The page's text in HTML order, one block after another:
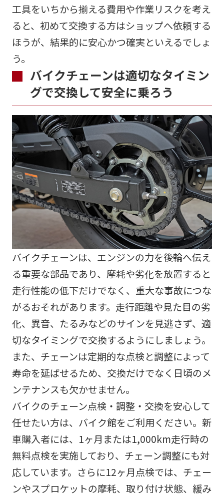
工具をいちから揃える費用や作業リスクを考え
ると、初めて交換する方はショップへ依頼する
ほうが、結果的に安心かつ確実といえるでしょ
う。
バイクチェーンは適切なタイミン
グで交換して安全に乗ろう
バイクチェーンは、エンジンの力を後輪へ伝え
る重要な部品であり、摩耗や劣化を放置すると
走行性能の低下だけでなく、重大な事故につな
がるおそれがあります。走行距離や見た目の劣
化、異音、たるみなどのサインを見逃さず、適
切なタイミングで交換するようにしましょう。
また、チェーンは定期的な点検と調整によって
寿命を延ばせるため、交換だけでなく日頃のメ
ンテナンスも欠かせません。
バイクのチェーン点検・調整・交換を安心して
任せたい方は、バイク館をご利用ください。新
車購入者には、1ヶ月または1,000km走行時の
無料点検を実施しており、チェーン調整にも対
応しています。さらに12ヶ月点検では、チェー
ンやスプロケットの摩耗、取り付け状態、緩み